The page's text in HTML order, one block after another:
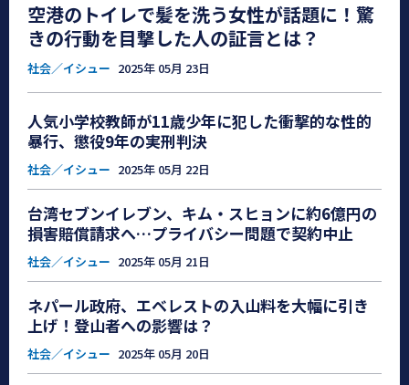
空港のトイレで髪を洗う女性が話題に！驚
きの行動を目撃した人の証言とは？
社会／イシュー 2025年 05月 23日
人気小学校教師が11歳少年に犯した衝撃的な性的
暴行、懲役9年の実刑判決
社会／イシュー 2025年 05月 22日
台湾セブンイレブン、キム・スヒョンに約6億円の
損害賠償請求へ…プライバシー問題で契約中止
社会／イシュー 2025年 05月 21日
ネパール政府、エベレストの入山料を大幅に引き
上げ！登山者への影響は？
社会／イシュー 2025年 05月 20日